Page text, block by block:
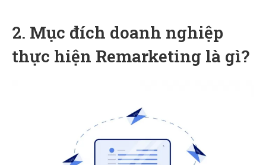
2. Mục đích doanh nghiệp
thực hiện Remarketing là gì?